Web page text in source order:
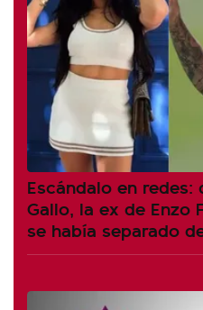
Escándalo en redes:
Gallo, la ex de Enzo
se había separado